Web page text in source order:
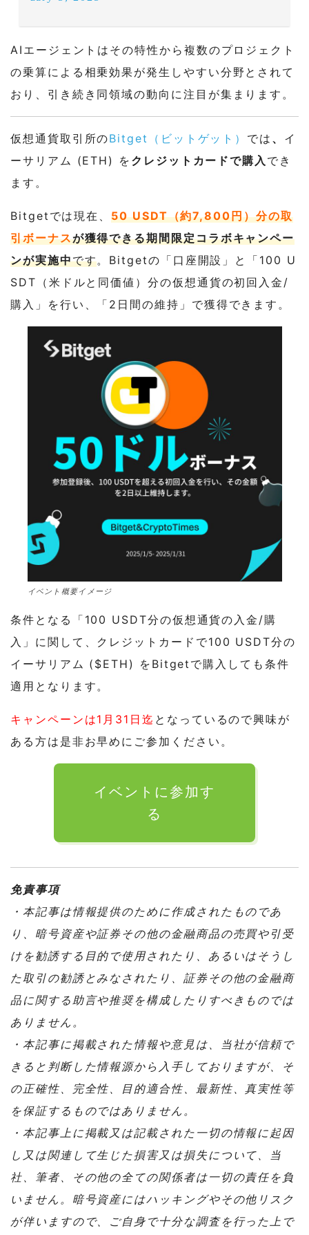
AIエージェントはその特性から複数のプロジェクト
の乗算による相乗効果が発生しやすい分野とされて
おり、引き続き同領域の動向に注目が集まります。
仮想通貨取引所のBitget（ビットゲット） では 、 イ
ーサリアム (ETH) を クレジットカードで購入 でき
ます。
Bitgetでは現在、50 USDT（約7,800円）分の取
引ボーナスが獲得できる期間限定コラボキャンペー
ンが実施中です。Bitgetの「口座開設」と「100 U
SDT（米ドルと同価値）分の仮想通貨の初回入金/
購入」を行い、「2日間の維持」で獲得できます。
イベント概要イメージ
条件となる「100 USDT分の仮想通貨の入金/購
入」に関して、クレジットカードで100 USDT分の
イーサリアム ($ETH) をBitgetで購入しても条件
適用となります。
キャンペーンは1月31日迄 となっているので興味が
ある方は是非お早めにご参加ください。
イベントに参加す
る
免責事項
・本記事は情報提供のために作成されたものであ
り、暗号資産や証券その他の金融商品の売買や引受
けを勧誘する目的で使用されたり、あるいはそうし
た取引の勧誘とみなされたり、証券その他の金融商
品に関する助言や推奨を構成したりすべきものでは
ありません。
・本記事に掲載された情報や意見は、当社が信頼で
きると判断した情報源から入手しておりますが、そ
の正確性、完全性、目的適合性、最新性、真実性等
を保証するものではありません。
・本記事上に掲載又は記載された一切の情報に起因
し又は関連して生じた損害又は損失について、当
社、筆者、その他の全ての関係者は一切の責任を負
いません。暗号資産にはハッキングやその他リスク
が伴いますので、ご自身で十分な調査を行った上で